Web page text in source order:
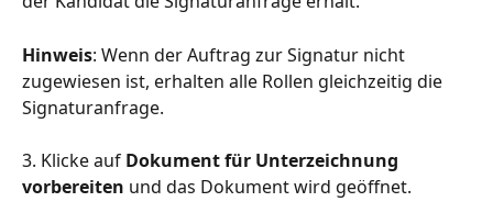
Hinweis: Wenn der Auftrag zur Signatur nicht
zugewiesen ist, erhalten alle Rollen gleichzeitig die
Signaturanfrage.
3. Klicke auf Dokument für Unterzeichnung
vorbereiten und das Dokument wird geöffnet.